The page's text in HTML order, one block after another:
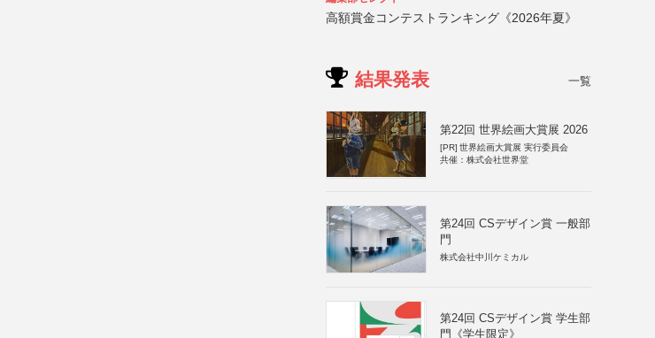
高額賞金コンテストランキング《2026年夏》
結果発表 一覧
第22回 世界絵画大賞展 2026
[PR] 世界絵画大賞展 実行委員会
共催：株式会社世界堂
第24回 CSデザイン賞 一般部
門
株式会社中川ケミカル
第24回 CSデザイン賞 学生部
門《学生限定》